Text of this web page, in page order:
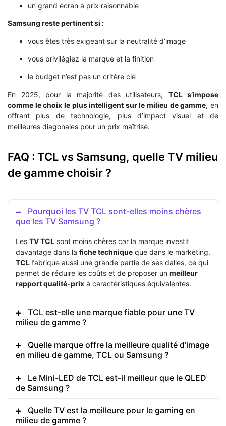
un grand écran à prix raisonnable
Samsung reste pertinent si :
vous êtes très exigeant sur la neutralité d’image
vous privilégiez la marque et la finition
le budget n’est pas un critère clé
En 2025, pour la majorité des utilisateurs, TCL s’impose
comme le choix le plus intelligent sur le milieu de gamme, en
offrant plus de technologie, plus d’impact visuel et de
meilleures diagonales pour un prix maîtrisé.
FAQ : TCL vs Samsung, quelle TV milieu
de gamme choisir ?
Pourquoi les TV TCL sont-elles moins chères
que les TV Samsung ?
Les TV TCL sont moins chères car la marque investit
davantage dans la fiche technique que dans le marketing.
TCL fabrique aussi une grande partie de ses dalles, ce qui
permet de réduire les coûts et de proposer un meilleur
rapport qualité-prix à caractéristiques équivalentes.
TCL est-elle une marque fiable pour une TV
milieu de gamme ?
Quelle marque offre la meilleure qualité d’image
en milieu de gamme, TCL ou Samsung ?
Le Mini-LED de TCL est-il meilleur que le QLED
de Samsung ?
Quelle TV est la meilleure pour le gaming en
milieu de gamme ?